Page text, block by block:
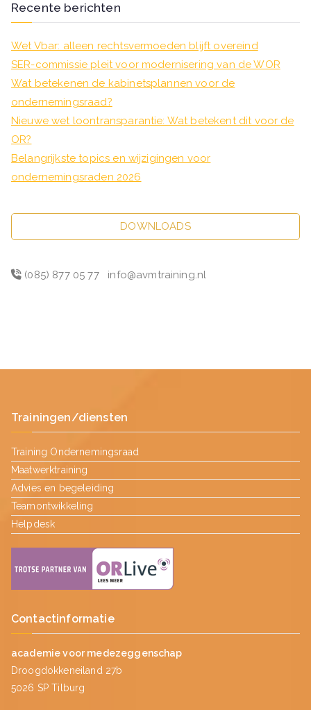
Recente berichten
Wet Vbar: alleen rechtsvermoeden blijft overeind
SER-commissie pleit voor modernisering van de WOR
Wat betekenen de kabinetsplannen voor de
ondernemingsraad?
Nieuwe wet loontransparantie: Wat betekent dit voor de
OR?
Belangrijkste topics en wijzigingen voor
ondernemingsraden 2026
DOWNLOADS
(085) 877 05 77 info@avmtraining.nl
Trainingen/diensten
Training Ondernemingsraad
Maatwerktraining
Advies en begeleiding
Teamontwikkeling
Helpdesk
Contactinformatie
academie voor medezeggenschap
Droogdokkeneiland 27b
5026 SP Tilburg